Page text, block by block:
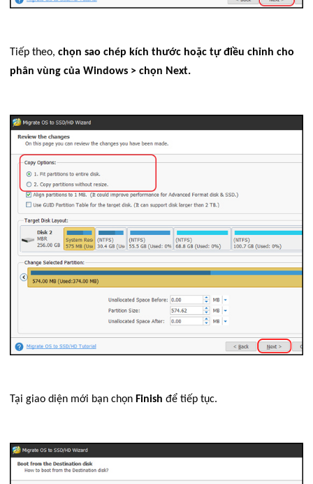
Tiếp theo, chọn sao chép kích thước hoặc tự điều chỉnh cho
phân vùng của Windows > chọn Next.
Tại giao diện mới bạn chọn Finish để tiếp tục.